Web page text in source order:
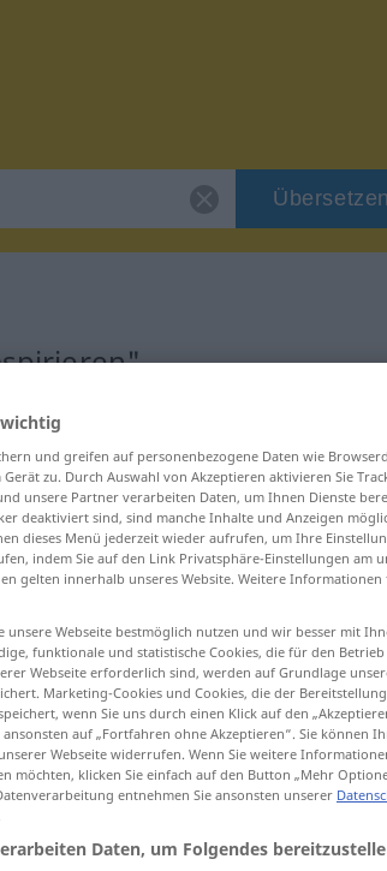
Übersetzen
aspirieren PHON
und greifen auf personenbezogene Daten wie
zu. Durch Auswahl von Akzeptieren aktivieren Sie
unsere Partner verarbeiten Daten, um Ihnen Dienste
deaktiviert sind, sind manche Inhalte und Anzeigen
dieses Menü jederzeit wieder aufrufen, um Ihre
indem Sie auf den Link Privatsphäre-Einstellungen am
gelten innerhalb unseres Website. Weitere Informationen
unsere Webseite bestmöglich nutzen und wir besser mit
funktionale und statistische Cookies, die für den
Webseite erforderlich sind, werden auf Grundlage
Marketing-Cookies und Cookies, die der
wenn Sie uns durch einen Klick auf den
ansonsten auf „Fortfahren ohne Akzeptieren“. Sie können
Webseite widerrufen. Wenn Sie weitere
möchten, klicken Sie einfach auf den Button „Mehr
entnehmen Sie ansonsten unserer
Daten, um Folgendes